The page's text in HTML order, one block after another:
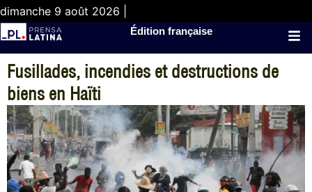
dimanche 9 août 2026 |
Édition française
Fusillades, incendies et destructions de
biens en Haïti